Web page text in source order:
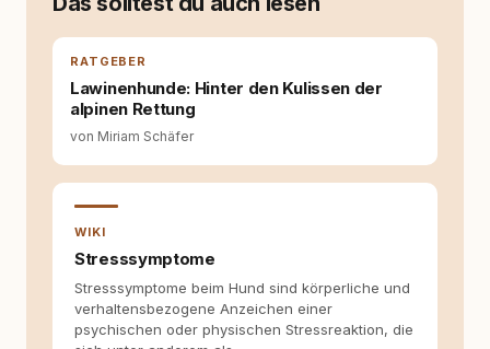
entsteht echte Bindung dort, wo Verständnis
Wissen ersetzt – nicht umgekehrt. Aus dieser
Entwicklung entstand rundum.dog – ein
Wissens- und Serviceportal für
Hundehalter:innen in Deutschland, Österreich
und der Schweiz. Meine Überzeugung:
Tierschutz beginnt mit Wissen. Wer seinen
Hund versteht, trifft bessere Entscheidungen –
für ein Zusammenleben, das beiden guttut.
RATGEBER
Lawinenhunde: Hinter den Kulissen der
alpinen Rettung
von Miriam Schäfer
WIKI
Stresssymptome
Stresssymptome beim Hund sind körperliche und
verhaltensbezogene Anzeichen einer
psychischen oder physischen Stressreaktion, die